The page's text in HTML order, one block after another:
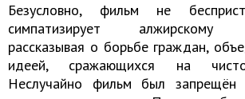
Безусловно, фильм не
симпатизирует алжирскому
рассказывая о борьбе граждан,
идеей, сражающихся на
Неслучайно фильм был